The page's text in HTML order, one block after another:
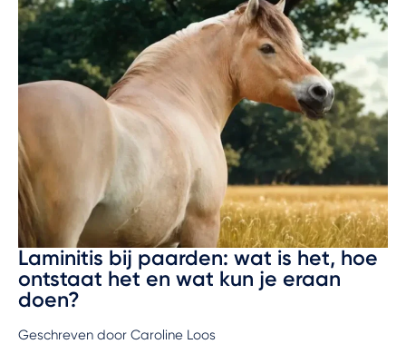
Laminitis bij paarden: wat is het, hoe
ontstaat het en wat kun je eraan
doen?
Geschreven door Caroline Loos